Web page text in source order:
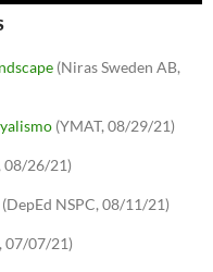
(Niras Sweden AB,
(YMAT, 08/29/21)
08/26/21)
(DepEd NSPC, 08/11/21)
07/07/21)